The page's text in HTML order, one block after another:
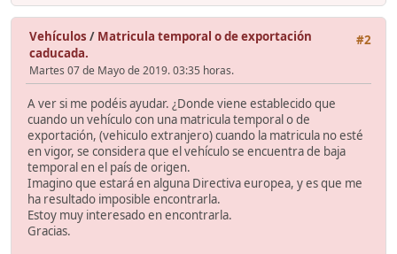
#2
Vehículos / Matricula temporal o de exportación
caducada.
Martes 07 de Mayo de 2019. 03:35 horas.
A ver si me podéis ayudar. ¿Donde viene establecido que
cuando un vehículo con una matricula temporal o de
exportación, (vehiculo extranjero) cuando la matricula no esté
en vigor, se considera que el vehículo se encuentra de baja
temporal en el país de origen.
Imagino que estará en alguna Directiva europea, y es que me
ha resultado imposible encontrarla.
Estoy muy interesado en encontrarla.
Gracias.